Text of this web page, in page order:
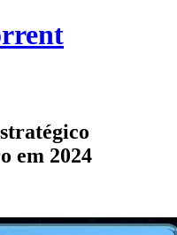
em 2024